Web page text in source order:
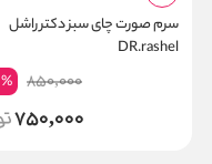
سرم صورت چای سبز دکتر راشل
DR.rashel
850,000
%
750,000